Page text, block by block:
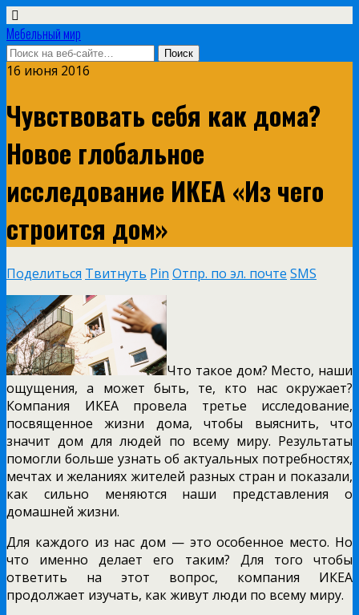
Мебельный мир
16 июня 2016
Чувствовать себя как дома?
Новое глобальное
исследование ИКЕА «Из чего
строится дом»
Поделиться Твитнуть Pin Отпр. по эл. почте SMS
Что такое дом? Место, наши
ощущения, а может быть, те, кто нас окружает?
Компания ИКЕА провела третье исследование,
посвященное жизни дома, чтобы выяснить, что
значит дом для людей по всему миру. Результаты
помогли больше узнать об актуальных потребностях,
мечтах и желаниях жителей разных стран и показали,
как сильно меняются наши представления о
домашней жизни.
Для каждого из нас дом — это особенное место. Но
что именно делает его таким? Для того чтобы
ответить на этот вопрос, компания ИКЕА
продолжает изучать, как живут люди по всему миру.